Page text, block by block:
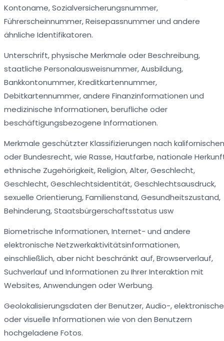
Kontoname, Sozialversicherungsnummer,
Führerscheinnummer, Reisepassnummer und andere
ähnliche Identifikatoren.
Unterschrift, physische Merkmale oder Beschreibung,
staatliche Personalausweisnummer, Ausbildung,
Bankkontonummer, Kreditkartennummer,
Debitkartennummer, andere Finanzinformationen und
medizinische Informationen, berufliche oder
beschäftigungsbezogene Informationen.
Merkmale geschützter Klassifizierungen nach
oder Bundesrecht, wie Rasse, Hautfarbe, nationale
ethnische Zugehörigkeit, Religion, Alter, Geschlecht,
Geschlecht, Geschlechtsidentität, Geschlechtsausdruck,
sexuelle Orientierung, Familienstand, Gesundheitszustand,
Behinderung, Staatsbürgerschaftsstatus usw
Biometrische Informationen, Internet- und andere
elektronische Netzwerkaktivitätsinformationen,
einschließlich, aber nicht beschränkt auf, Browserverlauf,
Suchverlauf und Informationen zu Ihrer Interaktion mit
Websites, Anwendungen oder Werbung.
Geolokalisierungsdaten der Benutzer, Audio-, elektronische
oder visuelle Informationen wie von den Benutzern
hochgeladene Fotos.